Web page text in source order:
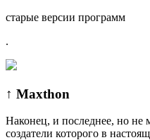
старые версии программ
.
↑ Maxthon
Наконец, и последнее, но не
создатели которого в